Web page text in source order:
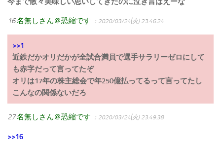
16名無しさん＠恐縮です ：2020/03/24(火) 23:46:24
>>1
近鉄だかオリだかが全試合満員で選手サラリーゼロにして
も赤字だって言ってたぞ
オリは17年の株主総会で年250億払ってるって言ってたし
こんなの関係ないだろ
27名無しさん＠恐縮です ：2020/03/24(火) 23:49:38
>>16